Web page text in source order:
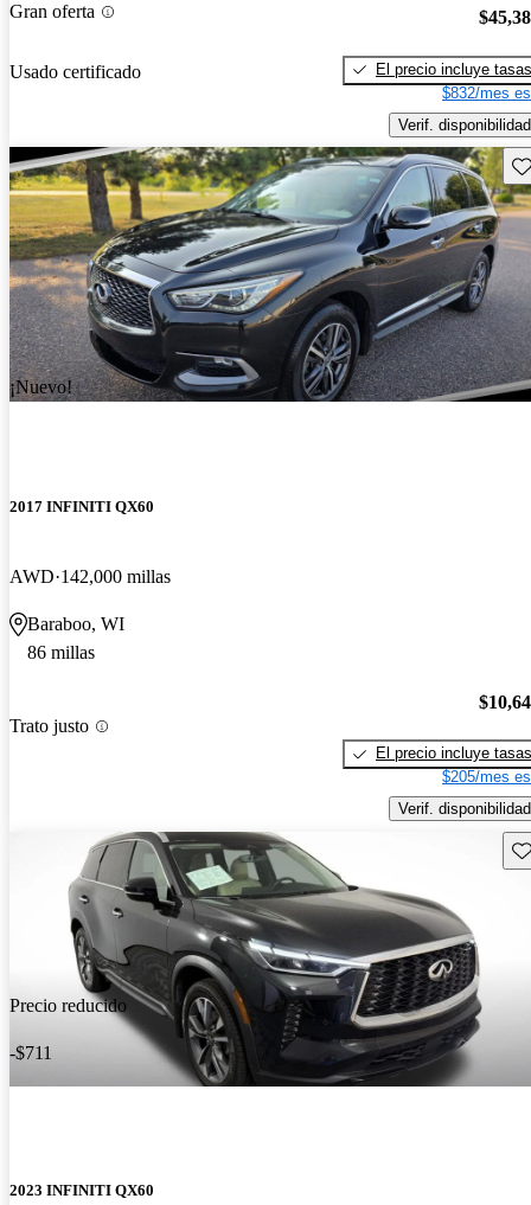
Gran oferta
Usado certificado
El precio incluye tasas
$832/mes
Verif. disponibilidad
¡Nuevo!
2017 INFINITI QX60
AWD 142,000 millas
Baraboo, WI
86 millas
Trato justo
El precio incluye tasas
$205/mes
Verif. disponibilidad
Precio reducido
-$711
2023 INFINITI QX60